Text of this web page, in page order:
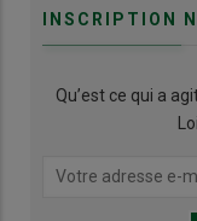
INSCRIPTION
Qu’est ce qui a